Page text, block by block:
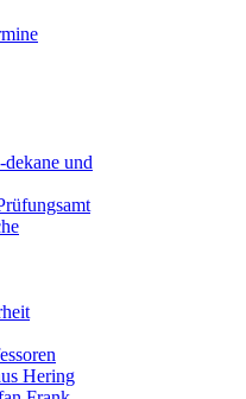
und
Hering